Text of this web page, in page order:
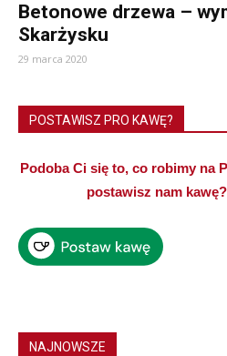
Betonowe drzewa –
Skarżysku
29 marca 2020
POSTAWISZ PRO KAWĘ?
Podoba Ci się to, co robimy na
postawisz nam
NAJNOWSZE